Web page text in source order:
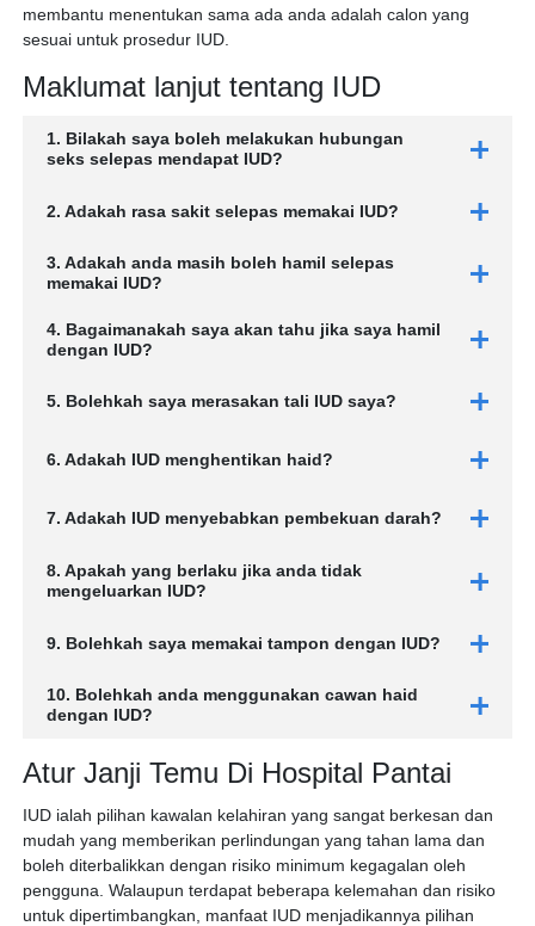
membantu menentukan sama ada anda adalah calon yang
sesuai untuk prosedur IUD.
Maklumat lanjut tentang IUD
1. Bilakah saya boleh melakukan hubungan
seks selepas mendapat IUD?
2. Adakah rasa sakit selepas memakai IUD?
3. Adakah anda masih boleh hamil selepas
memakai IUD?
4. Bagaimanakah saya akan tahu jika saya hamil
dengan IUD?
5. Bolehkah saya merasakan tali IUD saya?
6. Adakah IUD menghentikan haid?
7. Adakah IUD menyebabkan pembekuan darah?
8. Apakah yang berlaku jika anda tidak
mengeluarkan IUD?
9. Bolehkah saya memakai tampon dengan IUD?
10. Bolehkah anda menggunakan cawan haid
dengan IUD?
Atur Janji Temu Di Hospital Pantai
IUD ialah pilihan kawalan kelahiran yang sangat berkesan dan
mudah yang memberikan perlindungan yang tahan lama dan
boleh diterbalikkan dengan risiko minimum kegagalan oleh
pengguna. Walaupun terdapat beberapa kelemahan dan risiko
untuk dipertimbangkan, manfaat IUD menjadikannya pilihan